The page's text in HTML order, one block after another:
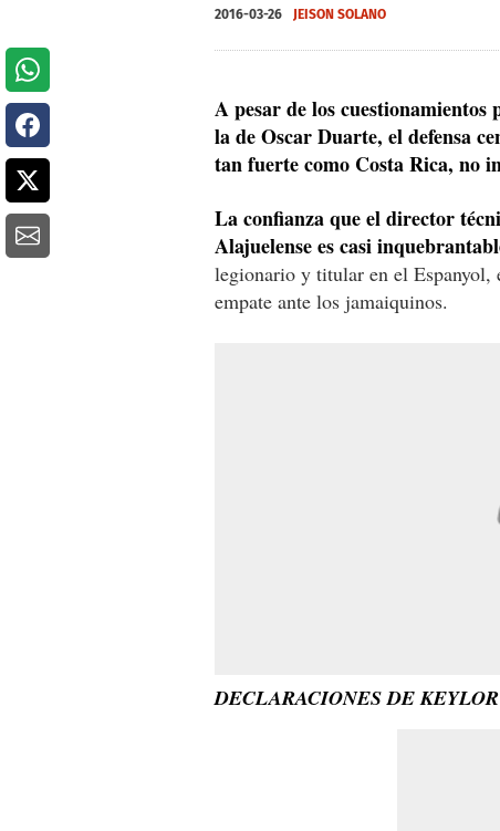
2016-03-26 JEISON SOLANO
A pesar de los
la de Oscar Duarte, el defensa
tan fuerte como Costa Rica, no
La confianza que el director
Alajuelense es casi
legionario y titular en el
empate ante los jamaiquinos.
DECLARACIONES DE KEYLOR